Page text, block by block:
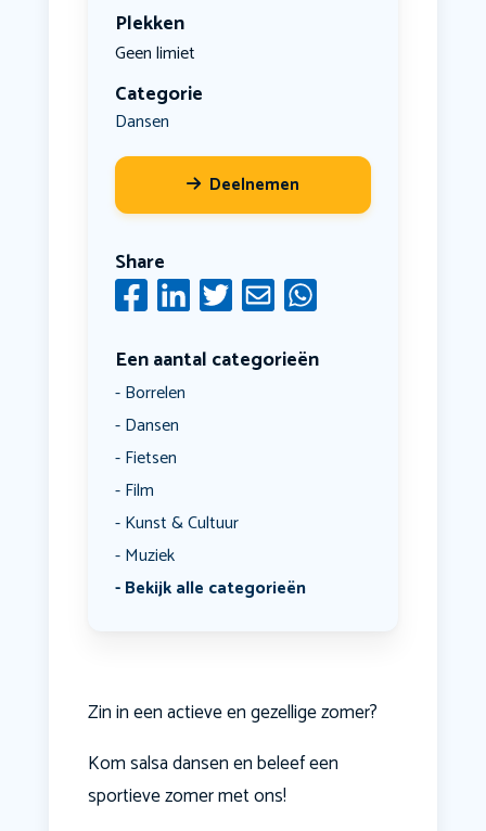
Plekken
Geen limiet
Categorie
Dansen
Deelnemen
Share
Een aantal categorieën
Borrelen
Dansen
Fietsen
Film
Kunst & Cultuur
Muziek
Bekijk alle categorieën
Zin in een actieve en gezellige zomer?
Kom salsa dansen en beleef een
sportieve zomer met ons!